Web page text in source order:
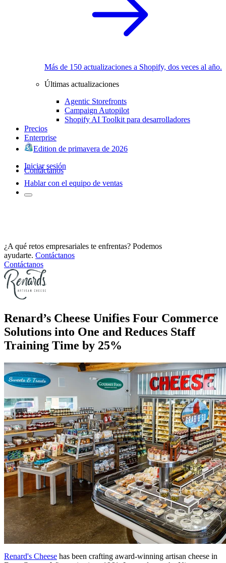
Más de 150 actualizaciones a Shopify, dos veces al año.
Últimas actualizaciones
Agentic Storefronts
Campaign Autopilot
Shopify AI Toolkit para desarrolladores
Precios
Enterprise
Edition de primavera de 2026
Iniciar sesión
Contáctanos
Hablar con el equipo de ventas
¿A qué retos empresariales te enfrentas? Podemos
ayudarte. Contáctanos
Contáctanos
Renard’s Cheese Unifies Four Commerce
Solutions into One and Reduces Staff
Training Time by 25%
Renard's Cheese has been crafting award-winning artisan cheese in